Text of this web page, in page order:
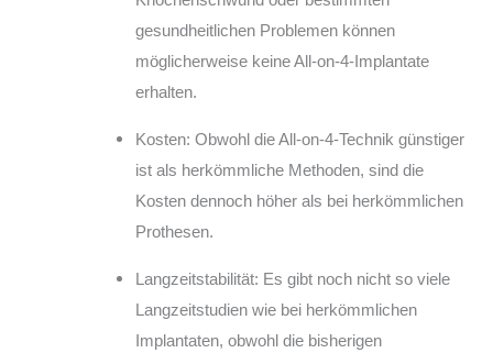
gesundheitlichen Problemen können
möglicherweise keine All-on-4-Implantate
erhalten.
Kosten: Obwohl die All-on-4-Technik günstiger
ist als herkömmliche Methoden, sind die
Kosten dennoch höher als bei herkömmlichen
Prothesen.
Langzeitstabilität: Es gibt noch nicht so viele
Langzeitstudien wie bei herkömmlichen
Implantaten, obwohl die bisherigen